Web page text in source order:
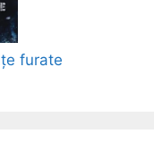
furate